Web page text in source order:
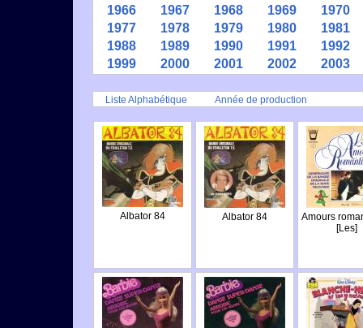
1966
1967 1968 1969
1970
1977
1978 1979 1980
1981
1988
1989 1990 1991
1992
1999
2000 2001 2002 2003
Liste Alphabétique Année de production
Albator 84 Albator 84
Amours
[Les]